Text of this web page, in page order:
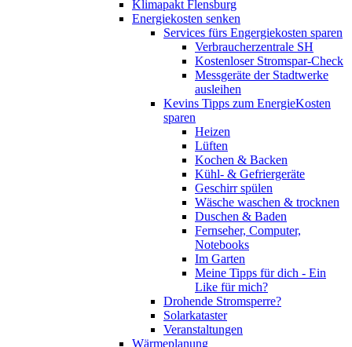
Klimapakt Flensburg
Energiekosten senken
Services fürs Engergiekosten sparen
Verbraucherzentrale SH
Kostenloser Stromspar-Check
Messgeräte der Stadtwerke
ausleihen
Kevins Tipps zum EnergieKosten
sparen
Heizen
Lüften
Kochen & Backen
Kühl- & Gefriergeräte
Geschirr spülen
Wäsche waschen & trocknen
Duschen & Baden
Fernseher, Computer,
Notebooks
Im Garten
Meine Tipps für dich - Ein
Like für mich?
Drohende Stromsperre?
Solarkataster
Veranstaltungen
Wärmeplanung